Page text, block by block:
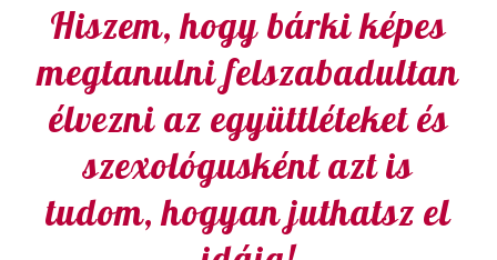
Hiszem, hogy bárki képes
megtanulni felszabadultan
élvezni az együttléteket és
szexológusként azt is
tudom, hogyan juthatsz el